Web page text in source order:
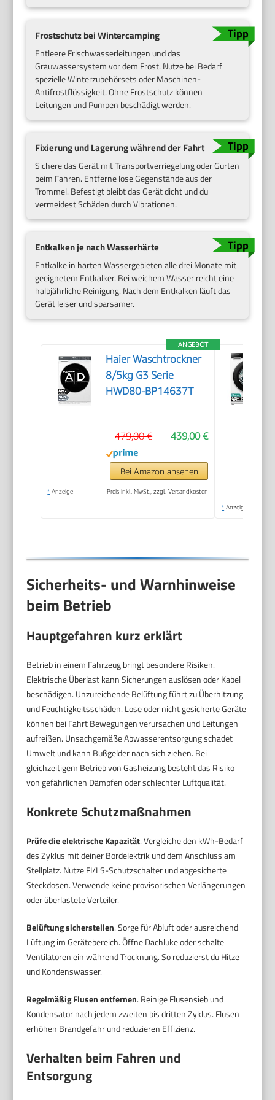
Frostschutz bei Wintercamping
Entleere Frischwasserleitungen und das
Grauwassersystem vor dem Frost. Nutze bei Bedarf
spezielle Winterzubehörsets oder Maschinen-
Antifrostflüssigkeit. Ohne Frostschutz können
Leitungen und Pumpen beschädigt werden.
Fixierung und Lagerung während der Fahrt
Sichere das Gerät mit Transportverriegelung oder Gurten
beim Fahren. Entferne lose Gegenstände aus der
Trommel. Befestigt bleibt das Gerät dicht und du
vermeidest Schäden durch Vibrationen.
Entkalken je nach Wasserhärte
Entkalke in harten Wassergebieten alle drei Monate mit
geeignetem Entkalker. Bei weichem Wasser reicht eine
halbjährliche Reinigung. Nach dem Entkalken läuft das
Gerät leiser und sparsamer.
ANGEBOT
Haier Waschtrockner
8/5kg G3 Serie
HWD80-BP14637T
439,00 €
479,00 €
Bei Amazon ansehen
* Anzeige Preis inkl. MwSt., zzgl. Versandkosten
* Anzeige
Sicherheits- und Warnhinweise
beim Betrieb
Hauptgefahren kurz erklärt
Betrieb in einem Fahrzeug bringt besondere Risiken.
Elektrische Überlast kann Sicherungen auslösen oder Kabel
beschädigen. Unzureichende Belüftung führt zu Überhitzung
und Feuchtigkeitsschäden. Lose oder nicht gesicherte Geräte
können bei Fahrt Bewegungen verursachen und Leitungen
aufreißen. Unsachgemäße Abwasserentsorgung schadet
Umwelt und kann Bußgelder nach sich ziehen. Bei
gleichzeitigem Betrieb von Gasheizung besteht das Risiko
von gefährlichen Dämpfen oder schlechter Luftqualität.
Konkrete Schutzmaßnahmen
Prüfe die elektrische Kapazität. Vergleiche den kWh-Bedarf
des Zyklus mit deiner Bordelektrik und dem Anschluss am
Stellplatz. Nutze FI/LS-Schutzschalter und abgesicherte
Steckdosen. Verwende keine provisorischen Verlängerungen
oder überlastete Verteiler.
Belüftung sicherstellen. Sorge für Abluft oder ausreichend
Lüftung im Gerätebereich. Öffne Dachluke oder schalte
Ventilatoren ein während Trocknung. So reduzierst du Hitze
und Kondenswasser.
Regelmäßig Flusen entfernen. Reinige Flusensieb und
Kondensator nach jedem zweiten bis dritten Zyklus. Flusen
erhöhen Brandgefahr und reduzieren Effizienz.
Verhalten beim Fahren und
Entsorgung